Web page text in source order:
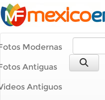
Modernas
Antiguas
Antiguos